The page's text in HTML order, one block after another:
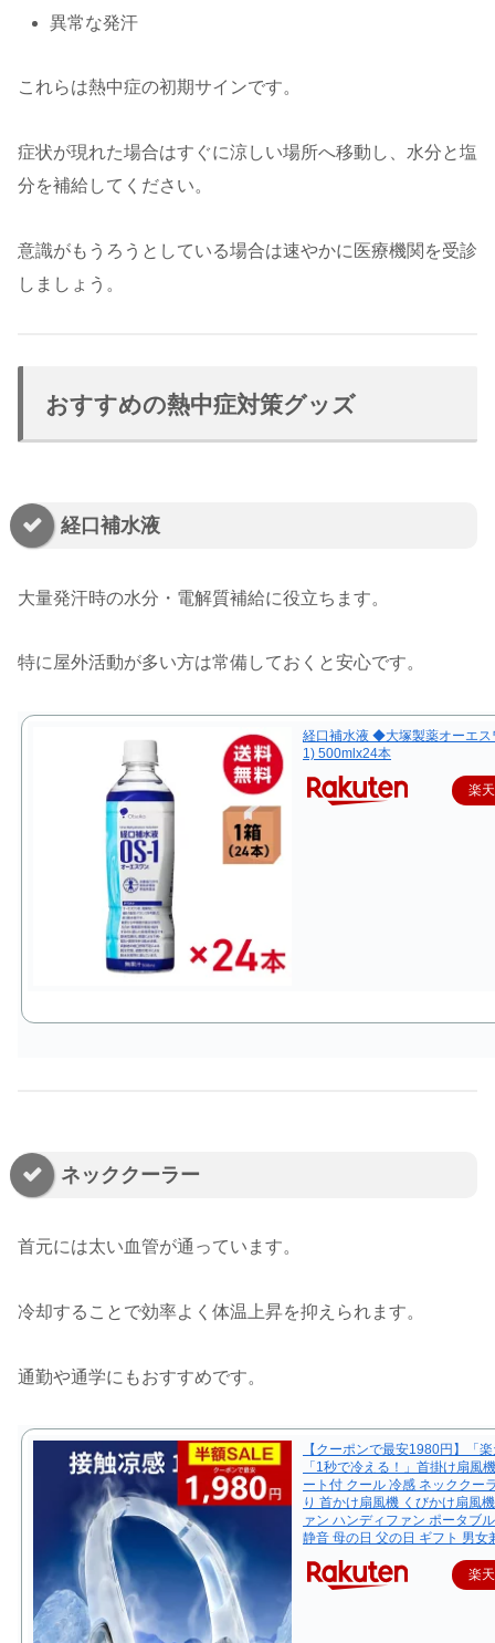
異常な発汗
これらは熱中症の初期サインです。
症状が現れた場合はすぐに涼しい場所へ移動し、水分と塩
分を補給してください。
意識がもうろうとしている場合は速やかに医療機関を受診
しましょう。
おすすめの熱中症対策グッズ
経口補水液
大量発汗時の水分・電解質補給に役立ちます。
特に屋外活動が多い方は常備しておくと安心です。
経口補水液 ◆大塚製薬オーエス
1) 500mlx24本
楽
ネッククーラー
首元には太い血管が通っています。
冷却することで効率よく体温上昇を抑えられます。
通勤や通学にもおすすめです。
【クーポンで最安1980円】「
「1秒で冷える！」首掛け扇風
ート付 クール 冷感 ネッククー
り 首かけ扇風機 くびかけ扇風
ァン ハンディファン ポータブ
静音 母の日 父の日 ギフト 男女
楽